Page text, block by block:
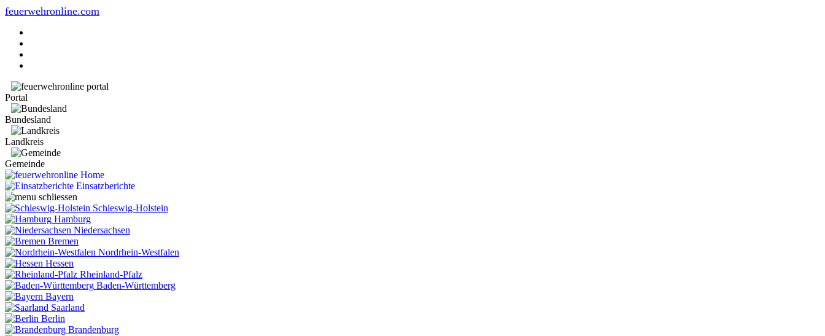
feuerwehronline.com
Portal
Bundesland
Landkreis
Gemeinde
Home
Einsatzberichte
Schleswig-Holstein
Hamburg
Niedersachsen
Bremen
Nordrhein-Westfalen
Hessen
Rheinland-Pfalz
Baden-Württemberg
Bayern
Saarland
Berlin
Brandenburg